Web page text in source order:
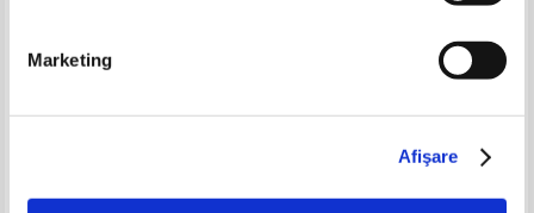
Marketing
Afişare
Adaugă în coș
John F. Walvoord - Armaghedon,
petrolul si criza din Orientul
Adaugă în coș